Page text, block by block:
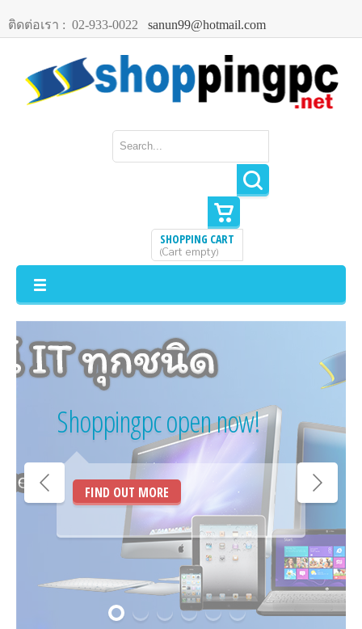
ติดต่อเรา : 02-933-0022 sanun99@hotmail.com
SHOPPING CART
(Cart empty)
Shoppingpc open now!
FIND OUT MORE